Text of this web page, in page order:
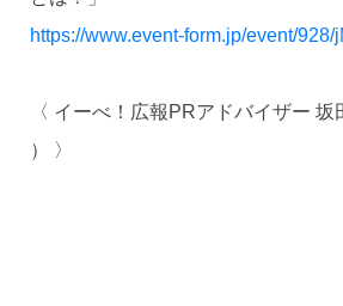
https://www.event-form.jp/event/
〈 イーべ！広報PRアドバイザー
） 〉